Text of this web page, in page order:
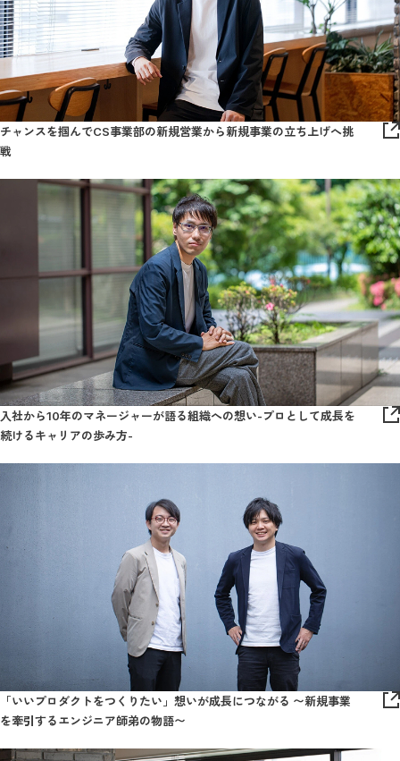
チャンスを掴んでCS事業部の新規営業から新規事業の立ち上げへ挑
戦
入社から10年のマネージャーが語る組織への想い-プロとして成長を
続けるキャリアの歩み方-
「いいプロダクトをつくりたい」想いが成長につながる 〜新規事業
を牽引するエンジニア師弟の物語〜